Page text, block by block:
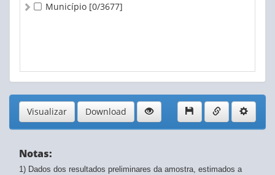
Município [0/3677]
Visualizar Download
Notas:
1) Dados dos resultados preliminares da amostra, estimados a